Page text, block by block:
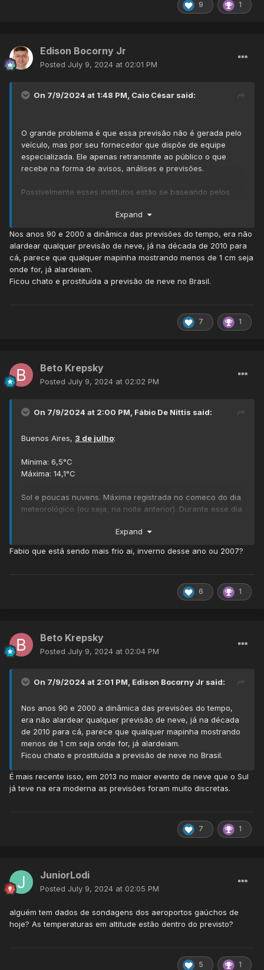
9 1
Edison Bocorny Jr
Posted July 9, 2024 at 02:01 PM
On 7/9/2024 at 1:48 PM, Caio César said:
O grande problema é que essa previsão não é gerada pelo
veículo, mas por seu fornecedor que dispõe de equipe
especializada. Ele apenas retransmite ao público o que
recebe na forma de avisos, análises e previsões.
Possivelmente esses institutos estão se baseando pelos
E por falar no Euro, segue a insistência num evento nada
desprezível:
Expand
Nos anos 90 e 2000 a dinâmica das previsões do tempo, era não
alardear qualquer previsão de neve, já na década de 2010 para
cá, parece que qualquer mapinha mostrando menos de 1 cm seja
onde for, já alardeiam.
Ficou chato e prostituída a previsão de neve no Brasil.
7 1
Beto Krepsky
Posted July 9, 2024 at 02:02 PM
On 7/9/2024 at 2:00 PM, Fábio De Nittis said:
Buenos Aires, 3 de julho:
Mínima: 6,5°C
Máxima: 14,1°C
Sol e poucas nuvens. Máxima registrada no comeco do dia
meteorológico (ou seja, na noite anterior). Durante esse dia
verao nos meus próximos posts.
Expand
Fabio que está sendo mais frio ai, inverno desse ano ou 2007?
6 1
Beto Krepsky
Posted July 9, 2024 at 02:04 PM
On 7/9/2024 at 2:01 PM, Edison Bocorny Jr said:
Nos anos 90 e 2000 a dinâmica das previsões do tempo,
era não alardear qualquer previsão de neve, já na década
de 2010 para cá, parece que qualquer mapinha mostrando
menos de 1 cm seja onde for, já alardeiam.
Ficou chato e prostituída a previsão de neve no Brasil.
É mais recente isso, em 2013 no maior evento de neve que o Sul
já teve na era moderna as previsões foram muito discretas.
7 1
JuniorLodi
Posted July 9, 2024 at 02:05 PM
alguém tem dados de sondagens dos aeroportos gaúchos de
hoje? As temperaturas em altitude estão dentro do previsto?
5 1